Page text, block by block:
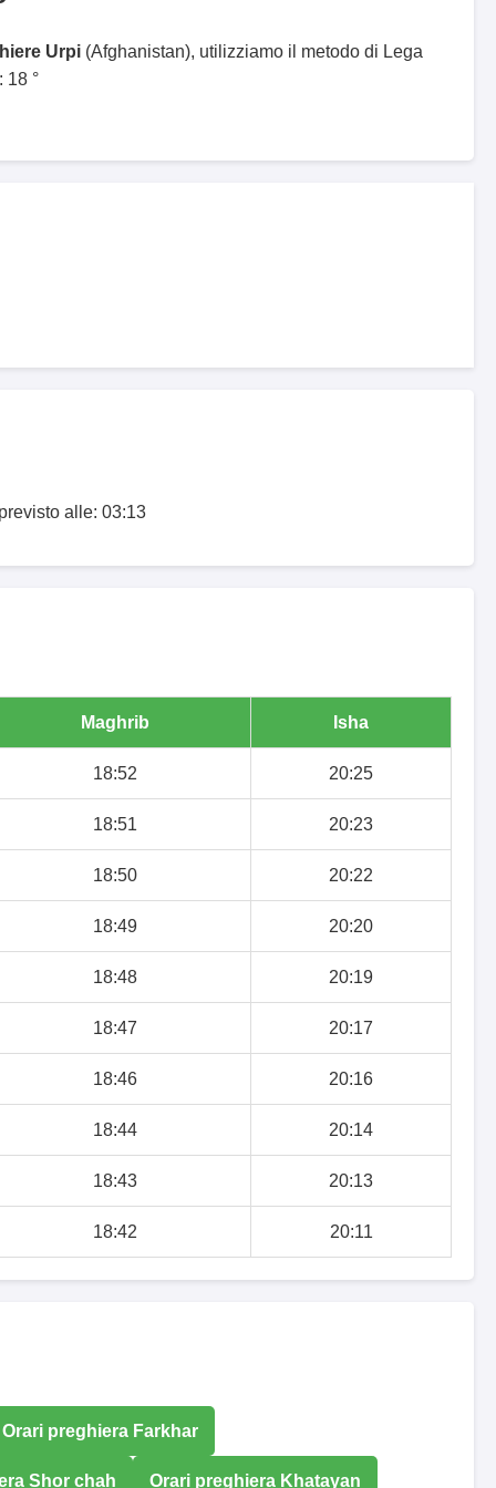
Urpi (Afghanistan), utilizziamo il metodo di Lega
18 °
alle: 03:13
Maghrib Isha
18:52 20:25
18:51 20:23
18:50 20:22
18:49 20:20
18:48 20:19
18:47 20:17
18:46 20:16
18:44 20:14
18:43 20:13
18:42 20:11
Orari preghiera Farkhar
Shor chah Orari preghiera Khatayan